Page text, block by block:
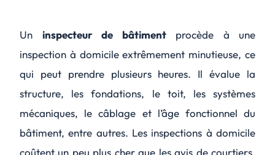
Un inspecteur de bâtimentprocède à une
inspection à domicile extrêmement minutieuse, ce
qui peut prendre plusieurs heures. Il évalue la
structure, les fondations, le toit, les systèmes
mécaniques, le câblage et l’âge fonctionnel du
bâtiment, entre autres. Les inspections à domicile
coûtent un peu plus cher que les avis de courtiers,